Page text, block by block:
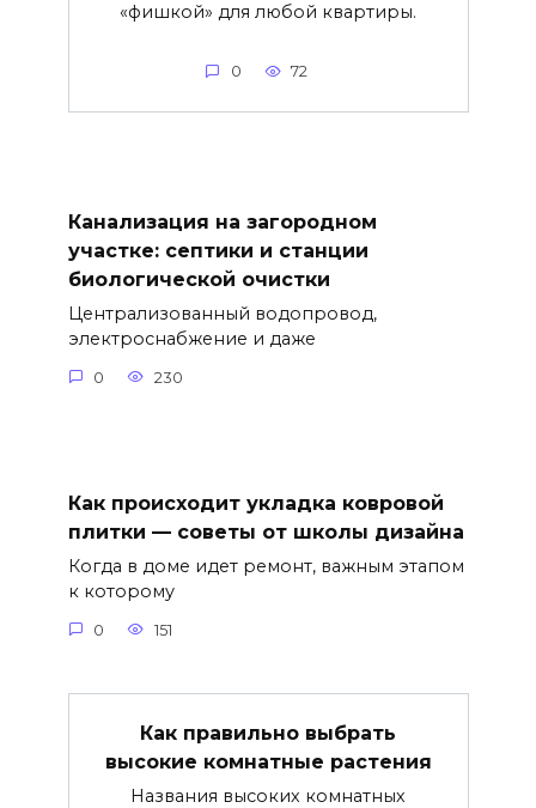
«фишкой» для любой квартиры.
0 72
Канализация на загородном
участке: септики и станции
биологической очистки
Централизованный водопровод,
электроснабжение и даже
0 230
Как происходит укладка ковровой
плитки — советы от школы дизайна
Когда в доме идет ремонт, важным этапом
к которому
0 151
Как правильно выбрать
высокие комнатные растения
Названия высоких комнатных